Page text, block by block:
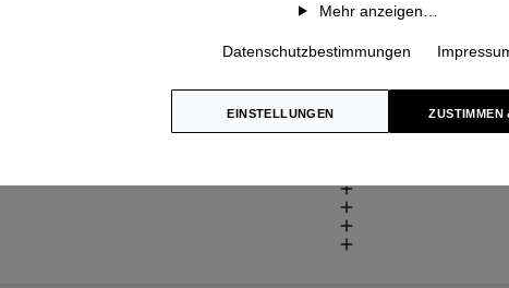
Mehr anzeigen…
Datenschutzbestimmungen
EINSTELLUNGEN ZUSTIMMEN